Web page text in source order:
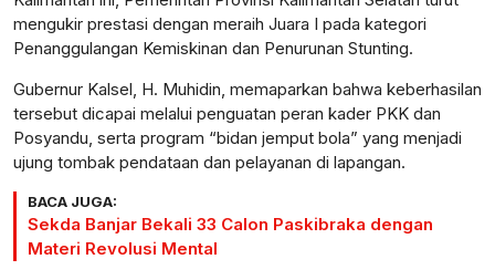
mengukir prestasi dengan meraih Juara I pada kategori
Penanggulangan Kemiskinan dan Penurunan Stunting.
Gubernur Kalsel, H. Muhidin, memaparkan bahwa keberhasilan
tersebut dicapai melalui penguatan peran kader PKK dan
Posyandu, serta program “bidan jemput bola” yang menjadi
ujung tombak pendataan dan pelayanan di lapangan.
BACA JUGA:
Sekda Banjar Bekali 33 Calon Paskibraka dengan
Materi Revolusi Mental